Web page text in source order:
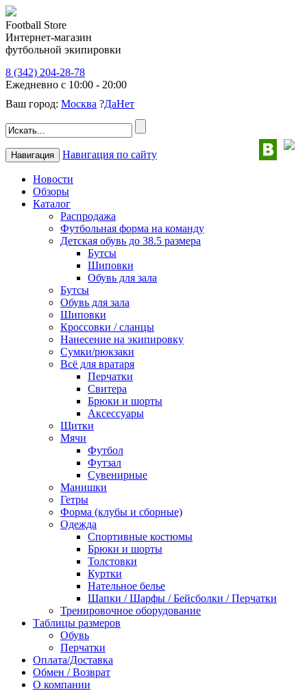
Football Store
Интернет-магазин
футбольной экипировки
8 (342) 204-28-78
Ежедневно с 10:00 - 20:00
Ваш город: Москва ?ДаНет
Навигация Навигация по сайту
Новости
Обзоры
Каталог
Распродажа
Футбольная форма на команду
Детская обувь до 38.5 размера
Бутсы
Шиповки
Обувь для зала
Бутсы
Обувь для зала
Шиповки
Кроссовки / сланцы
Нанесение на экипировку
Сумки/рюкзаки
Всё для вратаря
Перчатки
Cвитера
Брюки и шорты
Аксессуары
Щитки
Мячи
Футбол
Футзал
Сувенирные
Манишки
Гетры
Форма (клубы и сборные)
Одежда
Спортивные костюмы
Брюки и шорты
Толстовки
Куртки
Нательное белье
Шапки / Шарфы / Бейсболки / Перчатки
Тренировочное оборудование
Таблицы размеров
Обувь
Перчатки
Оплата/Доставка
Обмен / Возврат
О компании